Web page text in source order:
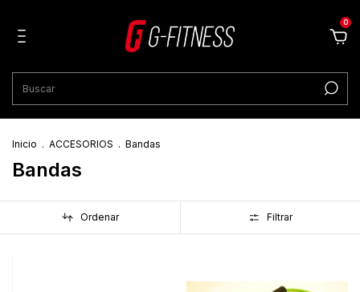
0
Inicio . ACCESORIOS . Bandas
Bandas
Ordenar Filtrar